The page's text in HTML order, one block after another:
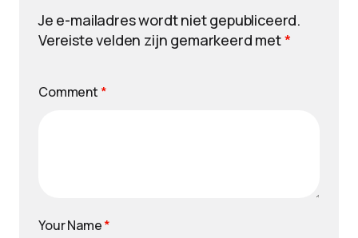
Je e-mailadres wordt niet gepubliceerd.
Vereiste velden zijn gemarkeerd met*
Comment *
Your Name*